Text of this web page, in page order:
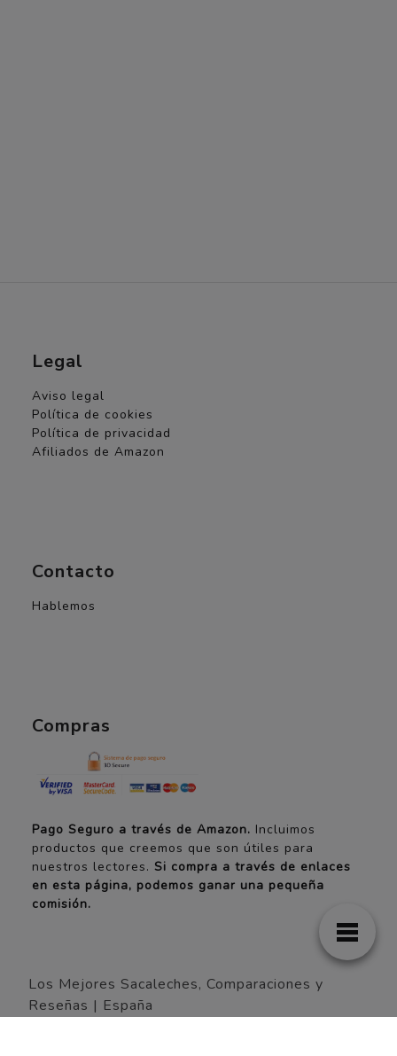
Legal
Aviso legal
Política de cookies
Política de privacidad
Afiliados de Amazon
Contacto
Hablemos
Compras
Pago Seguro a través de Amazon. Incluimos
productos que creemos que son útiles para
nuestros lectores. Si compra a través de enlaces
en esta página, podemos ganar una pequeña
comisión.
Los Mejores Sacaleches, Comparaciones y
Reseñas | España